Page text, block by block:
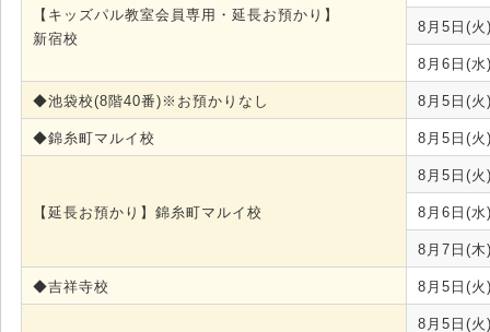
【キッズパル教室会員専用・延長お預かり】
新宿校
8月5日(火
8月6日(水
◆池袋校(8階40番)※お預かりなし 8月5日(
◆錦糸町マルイ校 8月5日(
【延長お預かり】錦糸町マルイ校
8月5日(火
8月6日(水
8月7日(木
◆吉祥寺校 8月5日(
8月5日(火